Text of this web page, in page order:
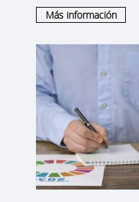
Más información